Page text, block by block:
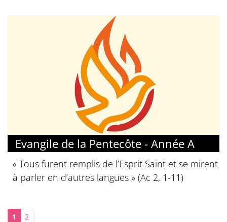
Evangile de la Pentecôte - Année A
« Tous furent remplis de l’Esprit Saint et se mirent
à parler en d’autres langues » (Ac 2, 1-11)
1 2